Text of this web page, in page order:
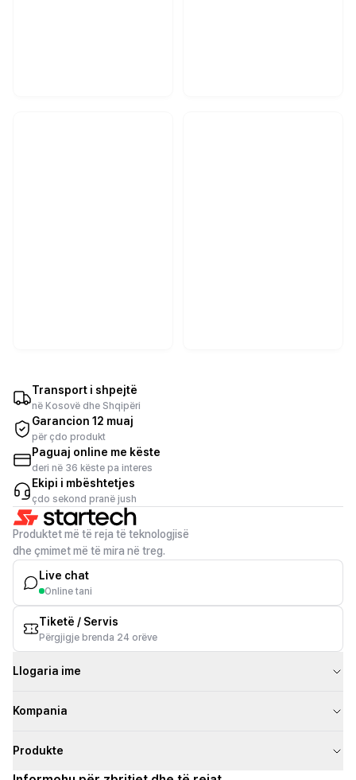
Transport i shpejtë
në Kosovë dhe Shqipëri
Garancion 12 muaj
për çdo produkt
Paguaj online me këste
deri në 36 këste pa interes
Ekipi i mbështetjes
çdo sekond pranë jush
Produktet më të reja të teknologjisë
dhe çmimet më të mira në treg.
Live chat
Online tani
Tiketë / Servis
Përgjigje brenda 24 orëve
Llogaria ime
Kompania
Produkte